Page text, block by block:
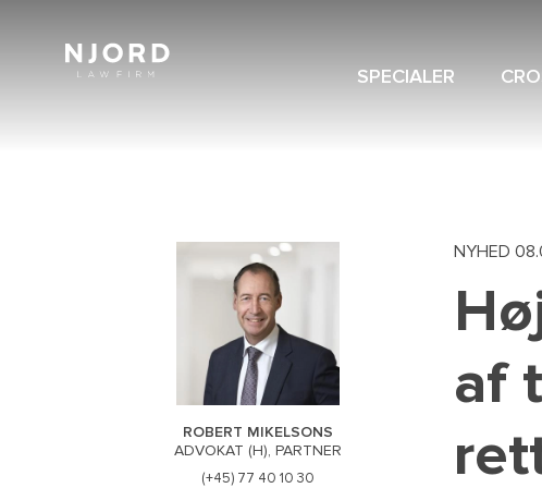
NAVIGATION
SPECIALER
NYHED
af
ROBERT MIKELSONS
ADVOKAT (H), PARTNER
(+45) 77 40 10 30